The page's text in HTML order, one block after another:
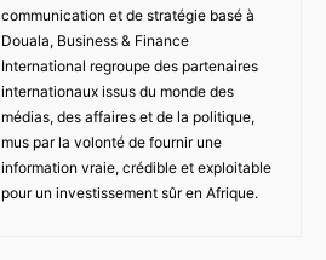
communication et de stratégie basé à
Douala, Business & Finance
International regroupe des partenaires
internationaux issus du monde des
médias, des affaires et de la politique,
mus par la volonté de fournir une
information vraie, crédible et exploitable
pour un investissement sûr en Afrique.